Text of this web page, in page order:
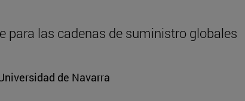
para las cadenas de suministro globales
de Navarra